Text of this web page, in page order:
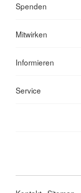
Spenden
Mitwirken
Informieren
Service